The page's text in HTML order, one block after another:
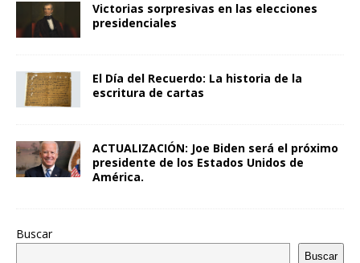
Victorias sorpresivas en las elecciones
presidenciales
El Día del Recuerdo: La historia de la
escritura de cartas
ACTUALIZACIÓN: Joe Biden será el próximo
presidente de los Estados Unidos de
América.
Buscar
Buscar